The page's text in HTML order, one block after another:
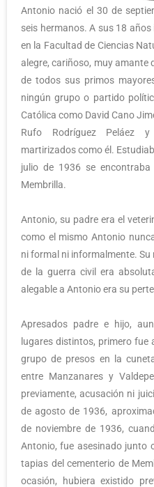
Antonio nació el 30 de
seis hermanos. A sus 18
en la Facultad de Ciencias
alegre, cariñoso, muy amante
de todos sus primos
ningún grupo o partido
Católica como David Cano
Rufo Rodríguez Peláez y
martirizados como él.
julio de 1936 se
Membrilla.
Antonio, su padre era el
como el mismo Antonio
ni formal ni informalmente.
de la guerra civil era
alegable a Antonio era su
Apresados padre e hijo,
lugares distintos, primero fue
grupo de presos en la
entre Manzanares y
previamente, acusación ni
de agosto de 1936,
de noviembre de 1936,
Antonio, fue asesinado junto
tapias del cementerio de
ocasión, hubiera existido